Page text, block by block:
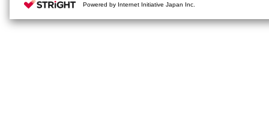
Powered by Internet Initiative Japan Inc.